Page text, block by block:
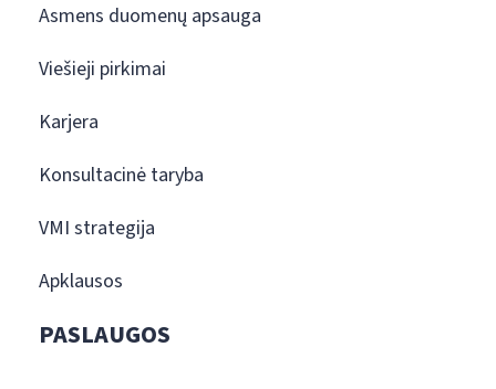
Asmens duomenų apsauga
Viešieji pirkimai
Karjera
Konsultacinė taryba
VMI strategija
Apklausos
PASLAUGOS